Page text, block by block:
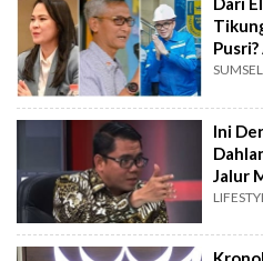
SUMSEL
Ini
Jalur